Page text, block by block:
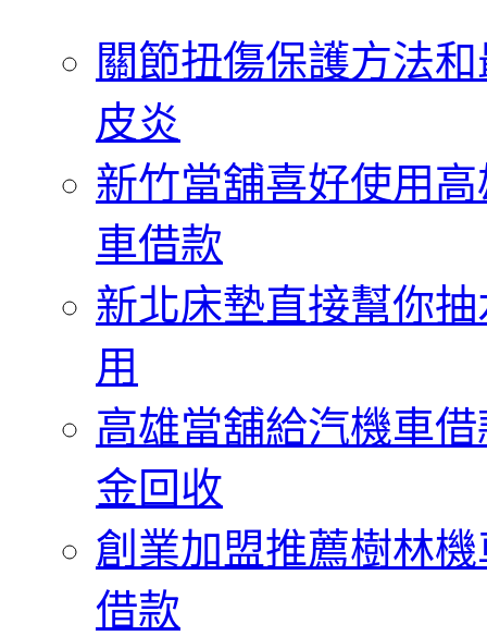
關節扭傷保護方法
皮炎
新竹當舖喜好使用
車借款
新北床墊直接幫你
用
高雄當舖給汽機車
金回收
創業加盟推薦樹林
借款